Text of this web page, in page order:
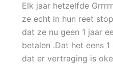
Elk jaar hetzelfde
ze echt in hun reet
dat ze nu geen 1 jaar
betalen .Dat het eens
dat er vertraging is